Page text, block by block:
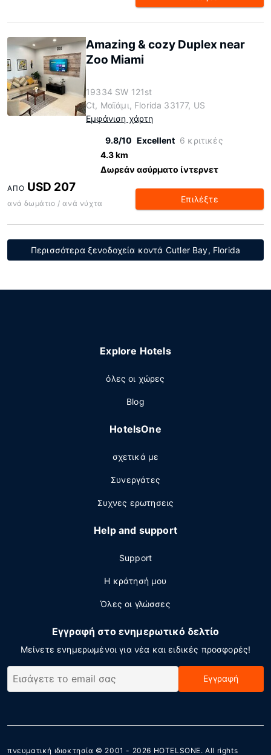
Amazing & cozy Duplex near
Zoo Miami
19334 SW 121st
Ct, Μαϊάμι, Florida 33177, US
Εμφάνιση χάρτη
9.8/10 Excellent 6 κριτικές
4.3 km
Δωρεάν ασύρματο ίντερνετ
ΑΠΌ USD 207
ανά δωμάτιο / ανά νύχτα Επιλέξτε
Περισσότερα ξενοδοχεία κοντά Cutler Bay, Florida
Explore Hotels
όλες οι χώρες
Blog
HotelsOne
σχετικά με
Συνεργάτες
Συχνες ερωτησεις
Help and support
Support
Η κράτησή μου
Όλες οι γλώσσες
Εγγραφή στο ενημερωτικό δελτίο
Μείνετε ενημερωμένοι για νέα και ειδικές προσφορές!
Εγγραφή
πνευματική ιδιοκτησία © 2001 - 2026 HOTELSONE. All rights